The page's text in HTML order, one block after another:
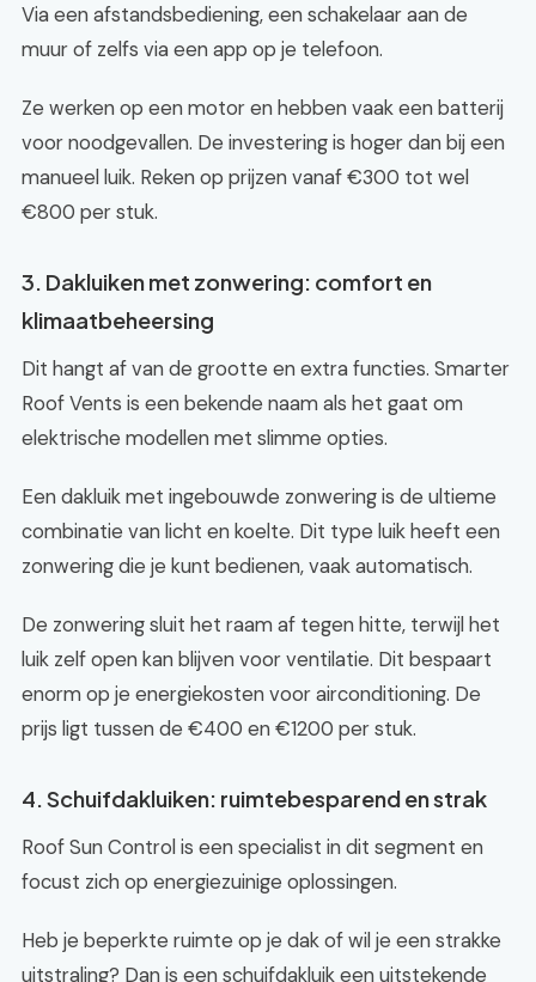
Via een afstandsbediening, een schakelaar aan de
muur of zelfs via een app op je telefoon.
Ze werken op een motor en hebben vaak een batterij
voor noodgevallen. De investering is hoger dan bij een
manueel luik. Reken op prijzen vanaf €300 tot wel
€800 per stuk.
3. Dakluiken met zonwering: comfort en
klimaatbeheersing
Dit hangt af van de grootte en extra functies. Smarter
Roof Vents is een bekende naam als het gaat om
elektrische modellen met slimme opties.
Een dakluik met ingebouwde zonwering is de ultieme
combinatie van licht en koelte. Dit type luik heeft een
zonwering die je kunt bedienen, vaak automatisch.
De zonwering sluit het raam af tegen hitte, terwijl het
luik zelf open kan blijven voor ventilatie. Dit bespaart
enorm op je energiekosten voor airconditioning. De
prijs ligt tussen de €400 en €1200 per stuk.
4. Schuifdakluiken: ruimtebesparend en strak
Roof Sun Control is een specialist in dit segment en
focust zich op energiezuinige oplossingen.
Heb je beperkte ruimte op je dak of wil je een strakke
uitstraling? Dan is een schuifdakluik een uitstekende